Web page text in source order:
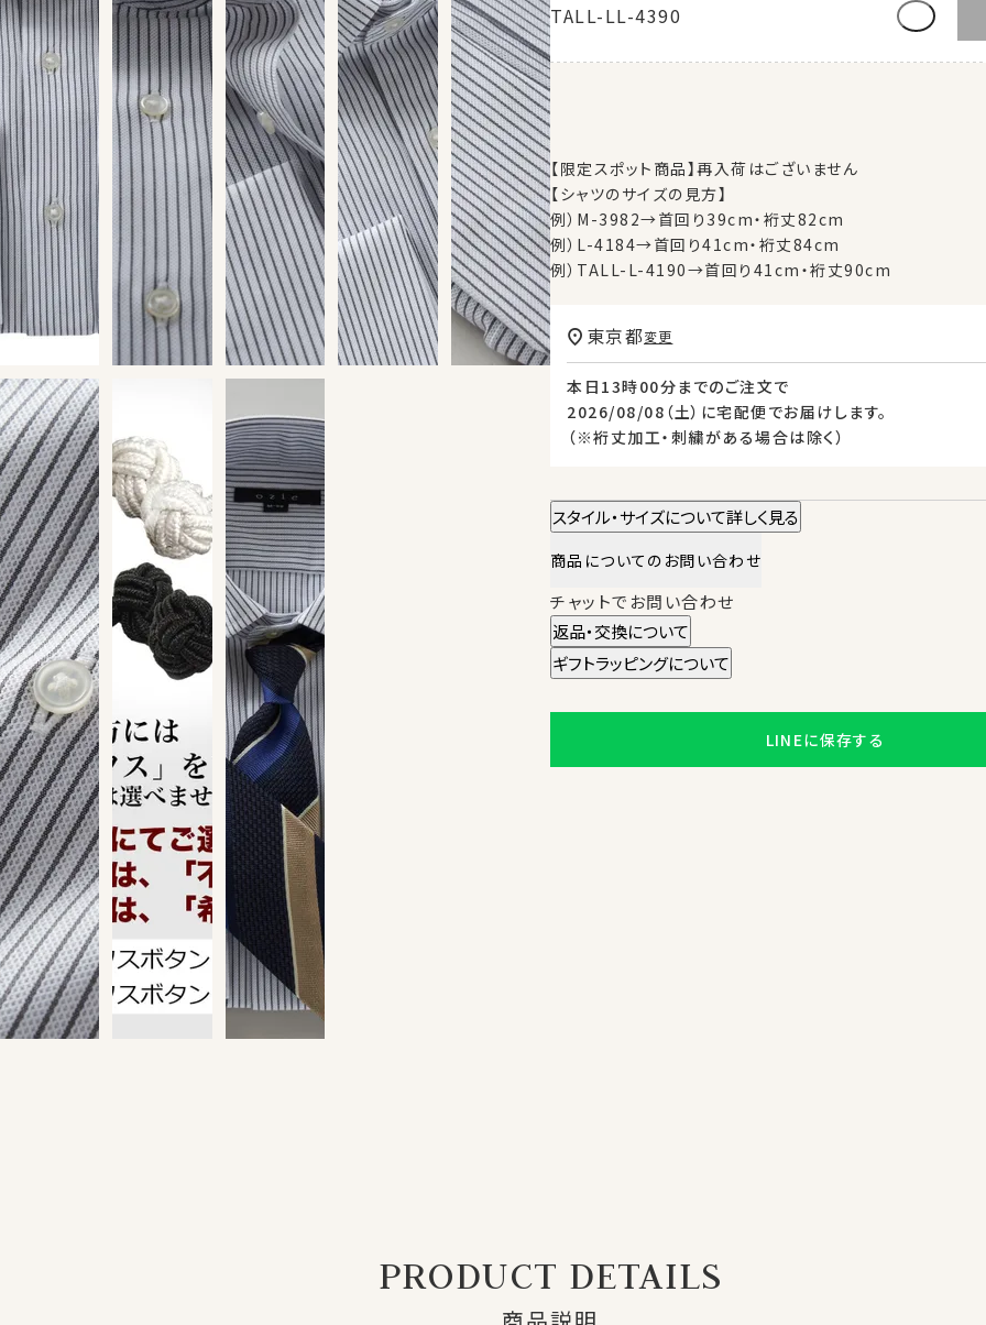
TALL-LL-4390
【限定スポット商品】再入荷はございません
【シャツのサイズの見方】
例）M-3982→首回り39cm・裄丈82cm
例）L-4184→首回り41cm・裄丈84cm
例）TALL-L-4190→首回り41cm・裄丈90cm
本日 13時00分までのご注文で
2026/08/08（土） に宅配便 でお届けします。
（※裄丈加工・刺繍がある場合は除く）
東京都変更
スタイル・サイズについて詳しく見る
商品についてのお問い合わせ
チャットでお問い合わせ
返品・交換について
ギフトラッピングについて
LINEに保存する
PRODUCT DETAILS